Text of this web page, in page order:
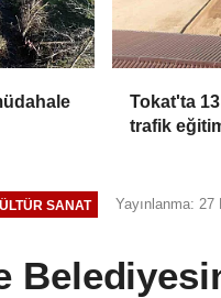
Tokat'ta
trafik
SANAT Yayınlanma: 27